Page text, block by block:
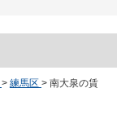
> 練馬区 > 南大泉の賃